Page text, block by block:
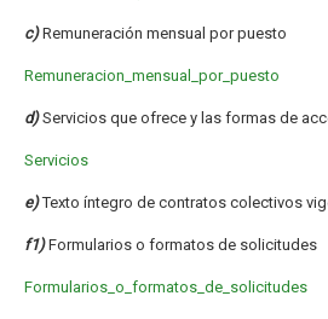
c)Remuneración mensual por puesto
Remuneracion_mensual_por_puesto
d)Servicios que ofrece y las formas de
Servicios
e)Texto íntegro de contratos colectivos
f1)Formularios o formatos de solicitudes
Formularios_o_formatos_de_solicitudes